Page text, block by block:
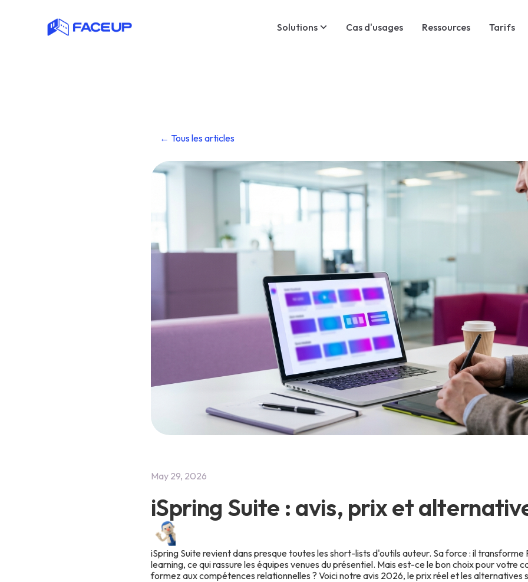
Solutions Cas d'usages Ressources Tarifs
← Tous les articles
May 29, 2026
iSpring Suite : avis, prix et
iSpring Suite revient dans presque toutes les short-lists d'outils auteur. Sa force : il
learning, ce qui rassure les équipes venues du présentiel. Mais est-ce le bon choix pour votre
formez aux compétences relationnelles ? Voici notre avis 2026, le prix réel et les alternatives